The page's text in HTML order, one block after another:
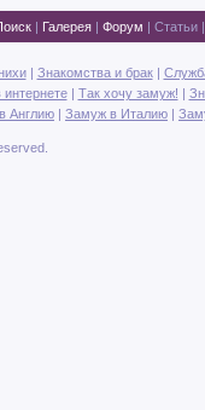
| Галерея | Форум | Статьи
| Знакомства и брак|
| Так хочу замуж! |
Англию | Замуж в Италию |